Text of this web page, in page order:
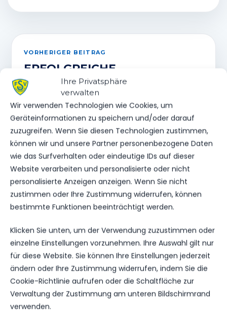
Ihre Privatsphäre
verwalten
Wir verwenden Technologien wie Cookies, um
Geräteinformationen zu speichern und/oder darauf
zuzugreifen. Wenn Sie diesen Technologien zustimmen,
können wir und unsere Partner personenbezogene Daten
wie das Surfverhalten oder eindeutige IDs auf dieser
Website verarbeiten und personalisierte oder nicht
personalisierte Anzeigen anzeigen. Wenn Sie nicht
zustimmen oder Ihre Zustimmung widerrufen, können
bestimmte Funktionen beeinträchtigt werden.
Klicken Sie unten, um der Verwendung zuzustimmen oder
einzelne Einstellungen vorzunehmen. Ihre Auswahl gilt nur
für diese Website. Sie können Ihre Einstellungen jederzeit
ändern oder Ihre Zustimmung widerrufen, indem Sie die
Cookie-Richtlinie aufrufen oder die Schaltfläche zur
Verwaltung der Zustimmung am unteren Bildschirmrand
verwenden.
VORHERIGER BEITRAG
ERFOLGREICHE
VERKAUFSAKTION BEI
UNSEREM SPONSOR DM
NÄCHSTER BEITRAG
ERGEBNISSE VOM
WOCHENENDE
DAS KÖNNTE DICH
AUCH INTERESSIEREN.
1.MÄNNER